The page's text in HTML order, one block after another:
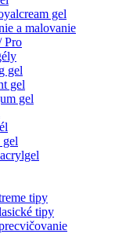
gel
a malovanie
Pro
gel
gel
gel
gel
tipy
tipy